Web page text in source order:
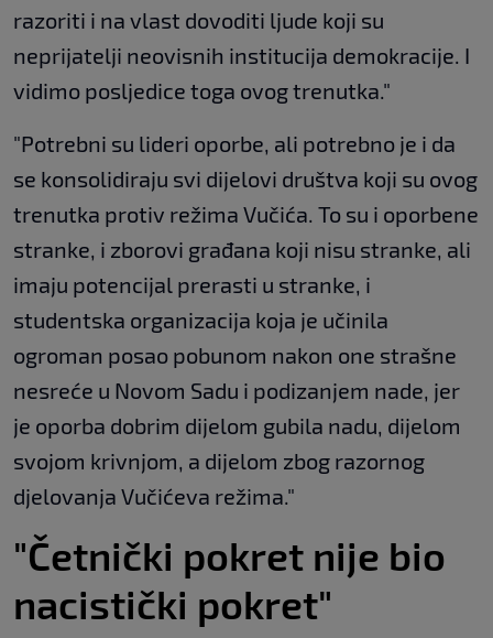
razoriti i na vlast dovoditi ljude koji su
neprijatelji neovisnih institucija demokracije. I
vidimo posljedice toga ovog trenutka."
"Potrebni su lideri oporbe, ali potrebno je i da
se konsolidiraju svi dijelovi društva koji su ovog
trenutka protiv režima Vučića. To su i oporbene
stranke, i zborovi građana koji nisu stranke, ali
imaju potencijal prerasti u stranke, i
studentska organizacija koja je učinila
ogroman posao pobunom nakon one strašne
nesreće u Novom Sadu i podizanjem nade, jer
je oporba dobrim dijelom gubila nadu, dijelom
svojom krivnjom, a dijelom zbog razornog
djelovanja Vučićeva režima."
"Četnički pokret nije bio
nacistički pokret"